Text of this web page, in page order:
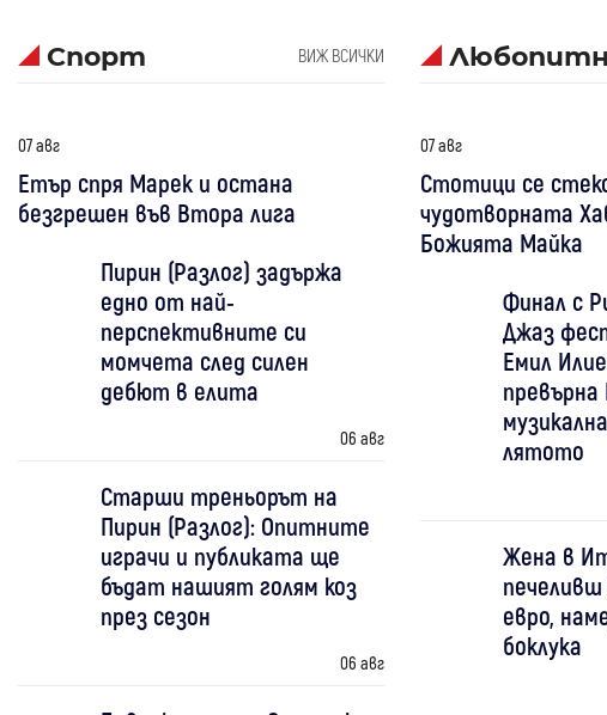
Спорт ВИЖ ВСИЧКИ
07 авг
Етър спря Марек и остана
безгрешен във Втора лига
Пирин (Разлог) задържа
едно от най-
перспективните си
момчета след силен
дебют в елита
06 авг
Старши треньорът на
Пирин (Разлог): Опитните
играчи и публиката ще
бъдат нашият голям коз
през сезон
06 авг
07 авг
Стотици се
чудотворната
Божията Майка
Финал с
Джаз
Емил
превърна
лятото
Жена в
евро,
боклука